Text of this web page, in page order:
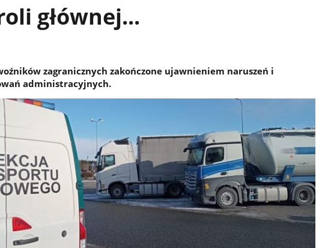
głównej...
zagranicznych zakończone ujawnieniem naruszeń i
administracyjnych.